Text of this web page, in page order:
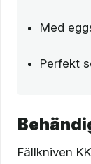
Med
Perfekt
Fällkniven